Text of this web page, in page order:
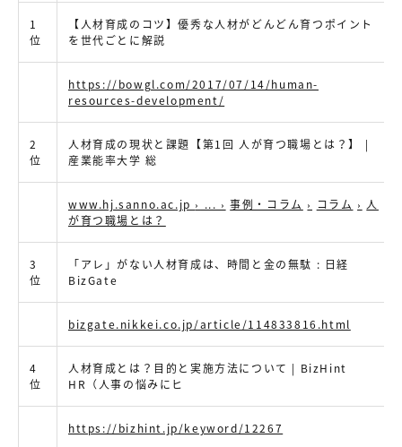
1
位
【人材育成のコツ】優秀な人材がどんどん育つポイント
を世代ごとに解説
https://bowgl.com/2017/07/14/human-
resources-development/
2
位
人材育成の現状と課題【第1回 人が育つ職場とは？】 |
産業能率大学 総
www.hj.sanno.ac.jp › ... › 事例・コラム › コラム › 人
が育つ職場とは？
3
位
「アレ」がない人材育成は、時間と金の無駄 : 日経
BizGate
bizgate.nikkei.co.jp/article/114833816.html
4
位
人材育成とは？目的と実施方法について | BizHint
HR（人事の悩みにヒ
https://bizhint.jp/keyword/12267